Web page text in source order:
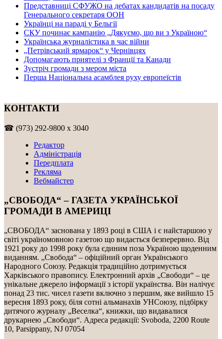
Представниці СФУЖО на дебатах кандидатів на посаду
Генерального секретаря ООН
Українці на параді у Бельгії
СКУ починає кампанію „Дякуємо, що ви з Україною“
Українська журналістика в час війни
„Петрівський ярмарок“ у Чернівцях
Допомагають приятелі з Франції та Канади
Зустріч громади з мером міста
Перша Національна асамблея руху европеїстів
КОНТАКТИ
☎ (973) 292-9800 x 3040
Редактор
Адміністрація
Передплата
Рекляма
Вебмайстер
„СВОБОДА“ – ГАЗЕТА УКРАЇНСЬКОЇ
ГРОМАДИ В АМЕРИЦІ
„СВОБОДА“ заснована у 1893 році в США і є найстаршою у
світі україномовною газетою що видається безперервно. Від
1921 року до 1998 року була єдиним поза Україною щоденним
виданням. „Свобода“ – офіційний орган Українського
Народного Союзу. Редакція традиційно дотримується
Харківського правопису. Електронний архів „Свободи“ – це
унікальне джерело інформації з історії українства. Він налічує
понад 23 тис. чисел газети включно з першим, яке вийшло 15
вересня 1893 року, біля сотні альманахів УНСоюзу, підбірку
дитячого журналу „Веселка“, книжки, що видавалися
друкарнею „Свободи“. Адреса редакції: Svoboda, 2200 Route
10, Parsippany, NJ 07054